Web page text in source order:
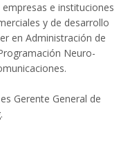
e instituciones
y de desarrollo
en Administración de
Neuro-
Gerente General de
.